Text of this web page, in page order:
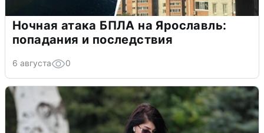
Ночная атака БПЛА на Ярославль:
попадания и последствия
6 августа 0